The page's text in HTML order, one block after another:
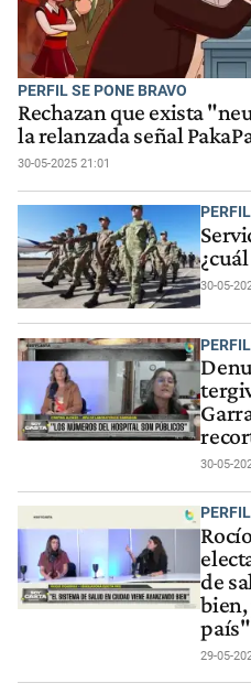
PERFIL SE PONE BRAVO
Rechazan que exista
la relanzada señal
30-05-2025 21:01
30-05-
30-05-
de
bien,
país"
29-05-